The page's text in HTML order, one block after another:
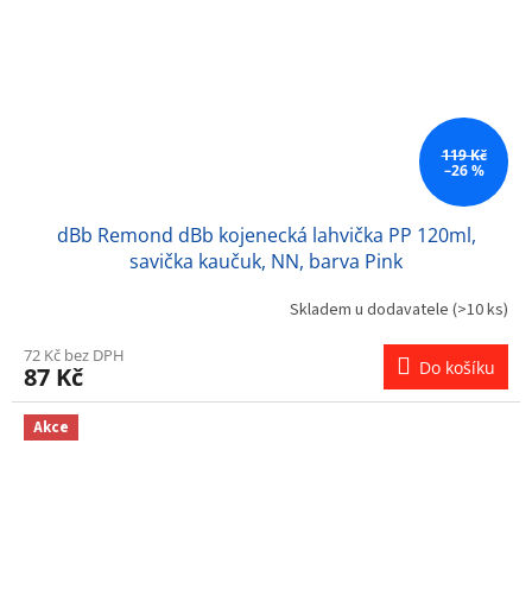
119 Kč
–26 %
dBb Remond dBb kojenecká lahvička PP 120ml,
savička kaučuk, NN, barva Pink
Skladem u dodavatele (>10 ks)
72 Kč bez DPH
87 Kč Do košíku
Akce